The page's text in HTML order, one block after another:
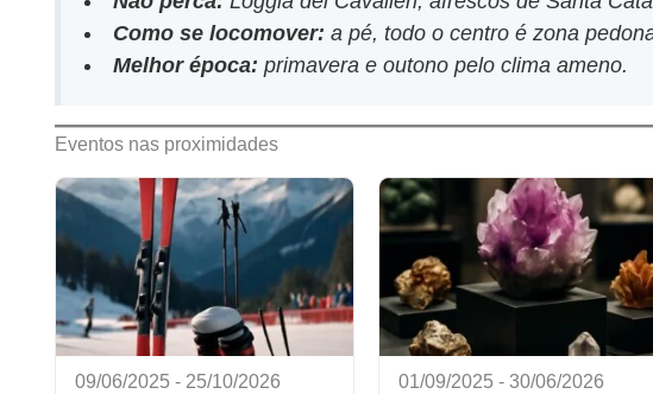
Como se locomover: a pé, todo o centro é zona
Melhor época: primavera e outono pelo clima ameno.
Eventos nas proximidades
09/06/2025 - 25/10/2026
01/09/2025 - 30/06/2026